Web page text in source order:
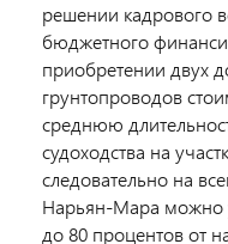
решении кадрового
бюджетного
приобретении двух
грунтопроводов
среднюю
судоходства на
следовательно на
Нарьян-Мара можно
до 80 процентов от